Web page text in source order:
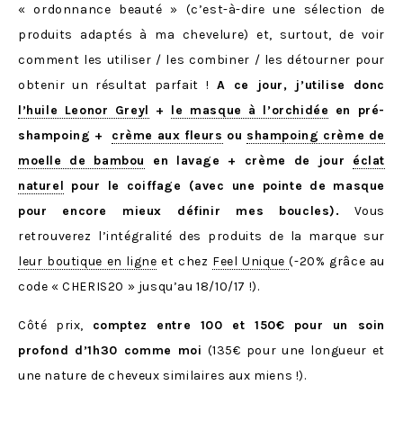
« ordonnance beauté » (c’est-à-dire une sélection de
produits adaptés à ma chevelure) et, surtout, de voir
comment les utiliser / les combiner / les détourner pour
obtenir un résultat parfait ! A ce jour, j’utilise donc
l’huile Leonor Greyl + le masque à l’orchidée en pré-
shampoing + crème aux fleurs ou shampoing crème de
moelle de bambou
en lavage + crème de jour éclat
naturel pour le coiffage (avec une pointe de masque
pour encore mieux définir mes boucles). Vous
retrouverez l’intégralité des produits de la marque sur
leur boutique en ligne et chez Feel Unique(-20% grâce au
code « CHERIS20 » jusqu’au 18/10/17 !).
Côté prix, comptez entre 100 et 150€ pour un soin
profond d’1h30 comme moi (135€ pour une longueur et
une nature de cheveux similaires aux miens !).